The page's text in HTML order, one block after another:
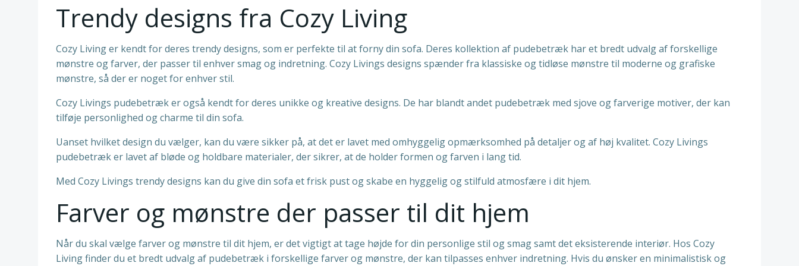
Trendy designs fra Cozy Living
Cozy Living er kendt for deres trendy designs, som er perfekte til at forny din sofa. Deres kollektion af pudebetræk har et bredt udvalg af forskellige
mønstre og farver, der passer til enhver smag og indretning. Cozy Livings designs spænder fra klassiske og tidløse mønstre til moderne og grafiske
mønstre, så der er noget for enhver stil.
Cozy Livings pudebetræk er også kendt for deres unikke og kreative designs. De har blandt andet pudebetræk med sjove og farverige motiver, der kan
tilføje personlighed og charme til din sofa.
Uanset hvilket design du vælger, kan du være sikker på, at det er lavet med omhyggelig opmærksomhed på detaljer og af høj kvalitet. Cozy Livings
pudebetræk er lavet af bløde og holdbare materialer, der sikrer, at de holder formen og farven i lang tid.
Med Cozy Livings trendy designs kan du give din sofa et frisk pust og skabe en hyggelig og stilfuld atmosfære i dit hjem.
Farver og mønstre der passer til dit hjem
Når du skal vælge farver og mønstre til dit hjem, er det vigtigt at tage højde for din personlige stil og smag samt det eksisterende interiør. Hos Cozy
Living finder du et bredt udvalg af pudebetræk i forskellige farver og mønstre, der kan tilpasses enhver indretning. Hvis du ønsker en minimalistisk og